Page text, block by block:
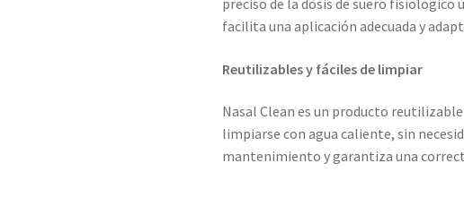
facilita una aplicación adecuada y
Reutilizables y fáciles de limpiar
Nasal Clean es un producto
limpiarse con agua caliente, sin
mantenimiento y garantiza una